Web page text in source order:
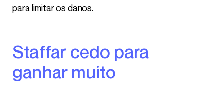
para limitar os danos.
Staffar cedo para
ganhar muito